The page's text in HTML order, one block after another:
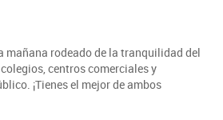
mañana rodeado de la tranquilidad del
centros comerciales y
¡Tienes el mejor de ambos